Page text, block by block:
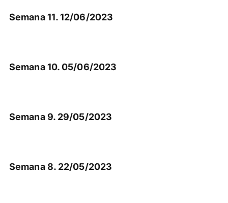
Semana 11. 12/06/2023
Semana 10. 05/06/2023
Semana 9. 29/05/2023
Semana 8. 22/05/2023